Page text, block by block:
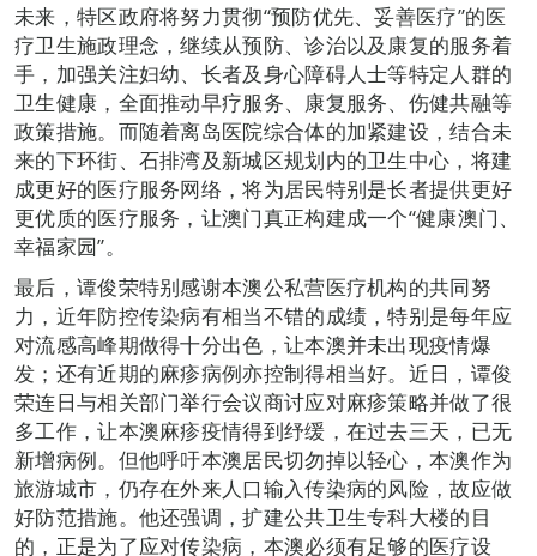
未来，特区政府将努力贯彻“预防优先、妥善医疗”的医
疗卫生施政理念，继续从预防、诊治以及康复的服务着
手，加强关注妇幼、长者及身心障碍人士等特定人群的
卫生健康，全面推动早疗服务、康复服务、伤健共融等
政策措施。而随着离岛医院综合体的加紧建设，结合未
来的下环街、石排湾及新城区规划内的卫生中心，将建
成更好的医疗服务网络，将为居民特别是长者提供更好
更优质的医疗服务，让澳门真正构建成一个“健康澳门、
幸福家园”。
最后，谭俊荣特别感谢本澳公私营医疗机构的共同努
力，近年防控传染病有相当不错的成绩，特别是每年应
对流感高峰期做得十分出色，让本澳并未出现疫情爆
发；还有近期的麻疹病例亦控制得相当好。近日，谭俊
荣连日与相关部门举行会议商讨应对麻疹策略并做了很
多工作，让本澳麻疹疫情得到纾缓，在过去三天，已无
新增病例。但他呼吁本澳居民切勿掉以轻心，本澳作为
旅游城市，仍存在外来人口输入传染病的风险，故应做
好防范措施。他还强调，扩建公共卫生专科大楼的目
的，正是为了应对传染病，本澳必须有足够的医疗设